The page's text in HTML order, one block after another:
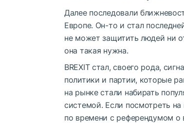
Далее последовали
Европе. Он-то и стал
не может защитить людей ни
она такая нужна.
BREXIT стал, своего рода,
политики и партии, которые
на рынке стали набирать
системой. Если посмотреть
по времени с референдумом о